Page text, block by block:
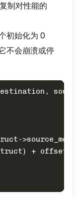
制对性能的
初始化为 0
不会崩溃或停
+